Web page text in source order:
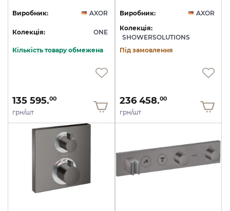
Виробник: AXOR
Колекція: ONE
Кількість товару обмежена
135 595.00
грн/шт
Виробник:
AXOR
Колекція:
SHOWERSOLUTIONS
Під замовлення
236 458.00
грн/шт